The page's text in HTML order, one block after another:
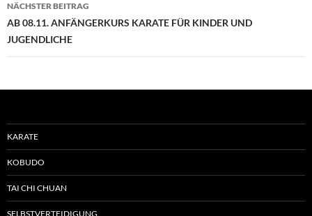
NÄCHSTER BEITRAG
AB 08.11. ANFÄNGERKURS KARATE FÜR KINDER UND
JUGENDLICHE
KARATE
KOBUDO
TAI CHI CHUAN
SELBSTVERTEIDIGUNG